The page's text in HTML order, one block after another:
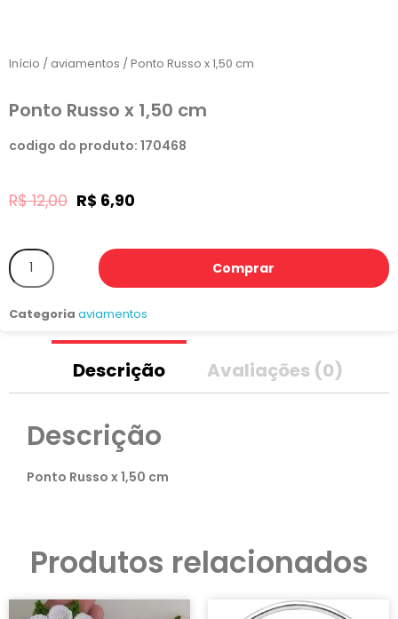
Início / aviamentos / Ponto Russo x 1,50 cm
Ponto Russo x 1,50 cm
codigo do produto: 170468
R$12,00 R$ 6,90
Comprar
Categoria aviamentos
Descrição Avaliações (0)
Descrição
Ponto Russo x 1,50 cm
Produtos relacionados